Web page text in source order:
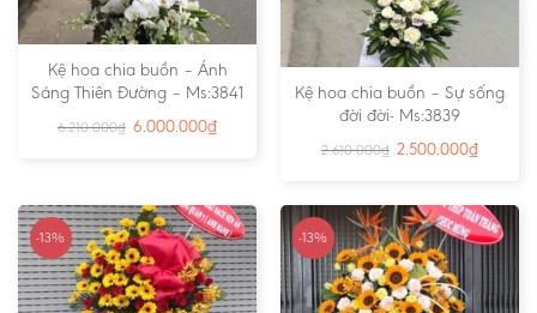
Kệ hoa chia buồn – Ánh
Sáng Thiên Đường – Ms:3841
6.210.000₫ 6.000.000₫
Kệ hoa chia buồn – Sự sống
đời đời- Ms:3839
2.610.000₫ 2.500.000₫
-13% -13%